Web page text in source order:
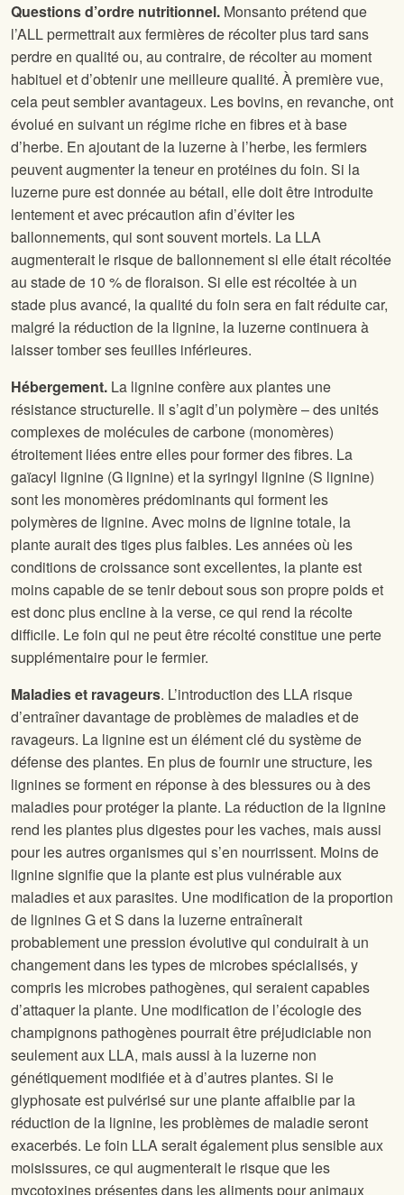
Questions d’ordre nutritionnel. Monsanto prétend que
l’ALL permettrait aux fermières de récolter plus tard sans
perdre en qualité ou, au contraire, de récolter au moment
habituel et d’obtenir une meilleure qualité. À première vue,
cela peut sembler avantageux. Les bovins, en revanche, ont
évolué en suivant un régime riche en fibres et à base
d’herbe. En ajoutant de la luzerne à l’herbe, les fermiers
peuvent augmenter la teneur en protéines du foin. Si la
luzerne pure est donnée au bétail, elle doit être introduite
lentement et avec précaution afin d’éviter les
ballonnements, qui sont souvent mortels. La LLA
augmenterait le risque de ballonnement si elle était récoltée
au stade de 10 % de floraison. Si elle est récoltée à un
stade plus avancé, la qualité du foin sera en fait réduite car,
malgré la réduction de la lignine, la luzerne continuera à
laisser tomber ses feuilles inférieures.
Hébergement. La lignine confère aux plantes une
résistance structurelle. Il s’agit d’un polymère – des unités
complexes de molécules de carbone (monomères)
étroitement liées entre elles pour former des fibres. La
gaïacyl lignine (G lignine) et la syringyl lignine (S lignine)
sont les monomères prédominants qui forment les
polymères de lignine. Avec moins de lignine totale, la
plante aurait des tiges plus faibles. Les années où les
conditions de croissance sont excellentes, la plante est
moins capable de se tenir debout sous son propre poids et
est donc plus encline à la verse, ce qui rend la récolte
difficile. Le foin qui ne peut être récolté constitue une perte
supplémentaire pour le fermier.
Maladies et ravageurs. L’introduction des LLA risque
d’entraîner davantage de problèmes de maladies et de
ravageurs. La lignine est un élément clé du système de
défense des plantes. En plus de fournir une structure, les
lignines se forment en réponse à des blessures ou à des
maladies pour protéger la plante. La réduction de la lignine
rend les plantes plus digestes pour les vaches, mais aussi
pour les autres organismes qui s’en nourrissent. Moins de
lignine signifie que la plante est plus vulnérable aux
maladies et aux parasites. Une modification de la proportion
de lignines G et S dans la luzerne entraînerait
probablement une pression évolutive qui conduirait à un
changement dans les types de microbes spécialisés, y
compris les microbes pathogènes, qui seraient capables
d’attaquer la plante. Une modification de l’écologie des
champignons pathogènes pourrait être préjudiciable non
seulement aux LLA, mais aussi à la luzerne non
génétiquement modifiée et à d’autres plantes. Si le
glyphosate est pulvérisé sur une plante affaiblie par la
réduction de la lignine, les problèmes de maladie seront
exacerbés. Le foin LLA serait également plus sensible aux
moisissures, ce qui augmenterait le risque que les
mycotoxines présentes dans les aliments pour animaux